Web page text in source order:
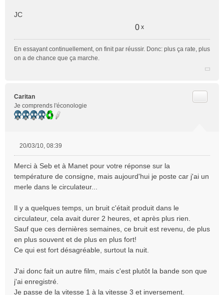
l
JC
0 x
En essayant continuellement, on finit par réussir. Donc: plus ça rate, plus
on a de chance que ça marche.
Caritan
Je comprends l'éconologie
s
s
a
e
n
l
u
20/03/10, 08:39
Merci à Seb et à Manet pour votre réponse sur la
température de consigne, mais aujourd'hui je poste car j'ai un
merle dans le circulateur...
Il y a quelques temps, un bruit c'était produit dans le
circulateur, cela avait durer 2 heures, et après plus rien.
Sauf que ces dernières semaines, ce bruit est revenu, de plus
en plus souvent et de plus en plus fort!
Ce qui est fort désagréable, surtout la nuit.
J'ai donc fait un autre film, mais c'est plutôt la bande son que
j'ai enregistré.
Je passe de la vitesse 1 à la vitesse 3 et inversement.